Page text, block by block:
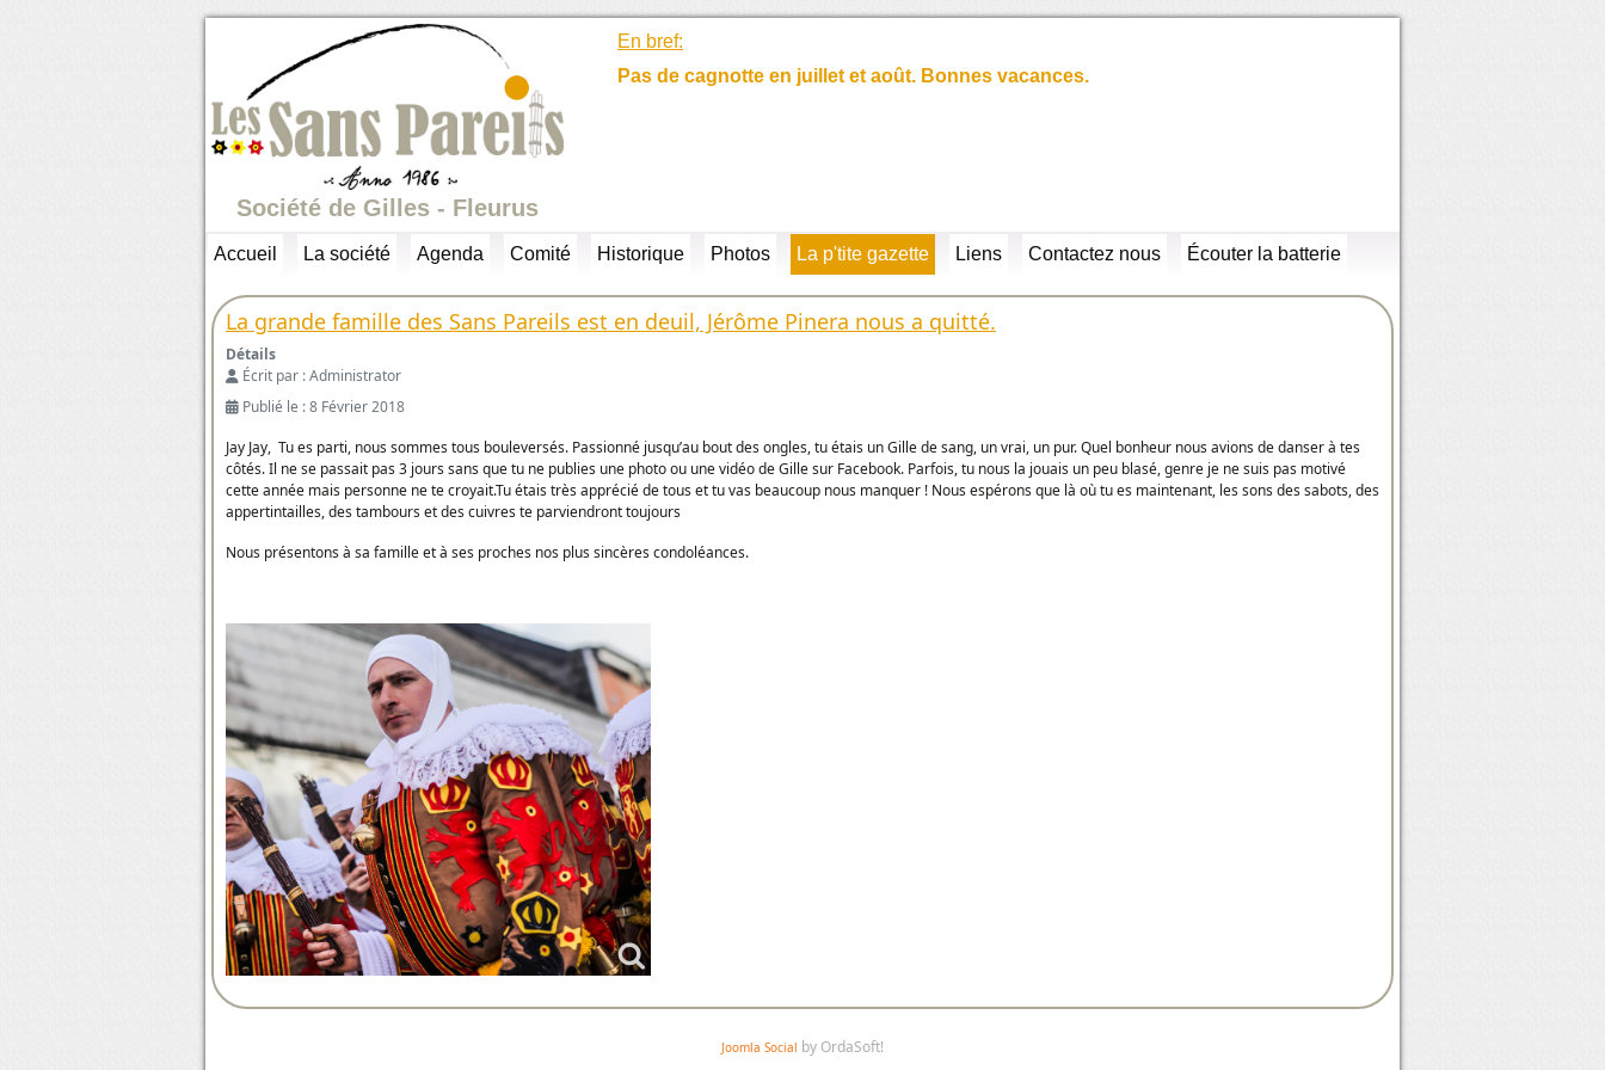
Société de Gilles - Fleurus
En bref:
Pas de cagnotte en juillet et août. Bonnes vacances.
Accueil La société Agenda Comité Historique Photos La p'tite gazette Liens Contactez nous Écouter la batterie
La grande famille des Sans Pareils est en deuil, Jérôme Pinera nous a quitté.
Détails
Écrit par :Administrator
Publié le : 8 Février 2018
Jay Jay, Tu es parti, nous sommes tous bouleversés. Passionné jusqu’au bout des ongles, tu étais un Gille de sang, un vrai, un pur. Quel bonheur nous avions de danser à tes
côtés. Il ne se passait pas 3 jours sans que tu ne publies une photo ou une vidéo de Gille sur Facebook. Parfois, tu nous la jouais un peu blasé, genre je ne suis pas motivé
cette année mais personne ne te croyait.Tu étais très apprécié de tous et tu vas beaucoup nous manquer ! Nous espérons que là où tu es maintenant, les sons des sabots, des
appertintailles, des tambours et des cuivres te parviendront toujours
Nous présentons à sa famille et à ses proches nos plus sincères condoléances.
Joomla Social by OrdaSoft!